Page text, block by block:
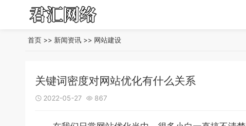
首页 >> 新闻资讯 >> 网站建设
关键词密度对网站优化有什么关系
 2022-05-27  867